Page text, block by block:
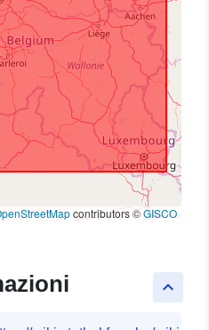
contributors ©GISCO
keyboard_arrow_up